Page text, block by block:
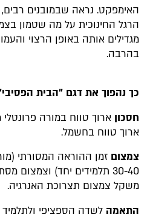
האימפקט. נראה שבמובנים
הרגל החינוכית על מה שטמון
מגדילים אותה באופן הרצוי
בהרבה.
כך נהפוך את דגם "הבית
חסכון ארוך טווח במורה
ארוך טווח בחשמל.
צמצום זמן ההוראה המסורתי
30-40 תלמידים יחד) וצמצום
משקל צמצום תצרוכת האנרגיה.
התאמה לשדה הספציפי